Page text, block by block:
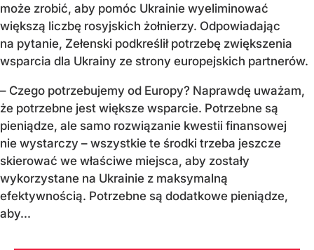
może zrobić, aby pomóc Ukrainie wyeliminować
większą liczbę rosyjskich żołnierzy. Odpowiadając
na pytanie, Zełenski podkreślił potrzebę zwiększenia
wsparcia dla Ukrainy ze strony europejskich partnerów.
– Czego potrzebujemy od Europy? Naprawdę uważam,
że potrzebne jest większe wsparcie. Potrzebne są
pieniądze, ale samo rozwiązanie kwestii finansowej
nie wystarczy – wszystkie te środki trzeba jeszcze
skierować we właściwe miejsca, aby zostały
wykorzystane na Ukrainie z maksymalną
efektywnością. Potrzebne są dodatkowe pieniądze,
aby...